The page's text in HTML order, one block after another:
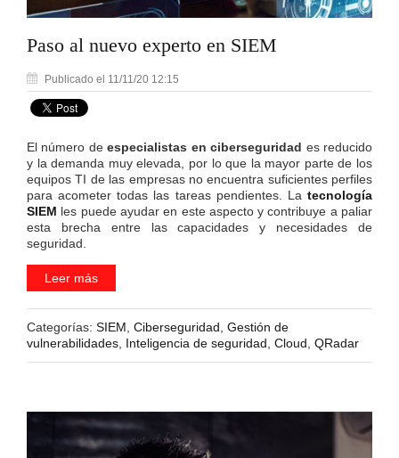
Paso al nuevo experto en SIEM
Publicado el 11/11/20 12:15
El número deespecialistas en ciberseguridad es reducido
y la demanda muy elevada, por lo que la mayor parte de los
equipos TI de las empresas no encuentra suficientes perfiles
para acometer todas las tareas pendientes. La tecnología
SIEM les puede ayudar en este aspecto y contribuye a paliar
esta brecha entre las capacidades y necesidades de
seguridad.
Leer más
Categorías: SIEM Ciberseguridad Gestión de
vulnerabilidades Inteligencia de seguridad Cloud QRadar